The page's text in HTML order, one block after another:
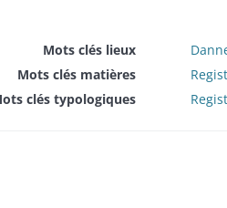
Liste
Mots clés lieux
Mots clés matières
clés typologiques